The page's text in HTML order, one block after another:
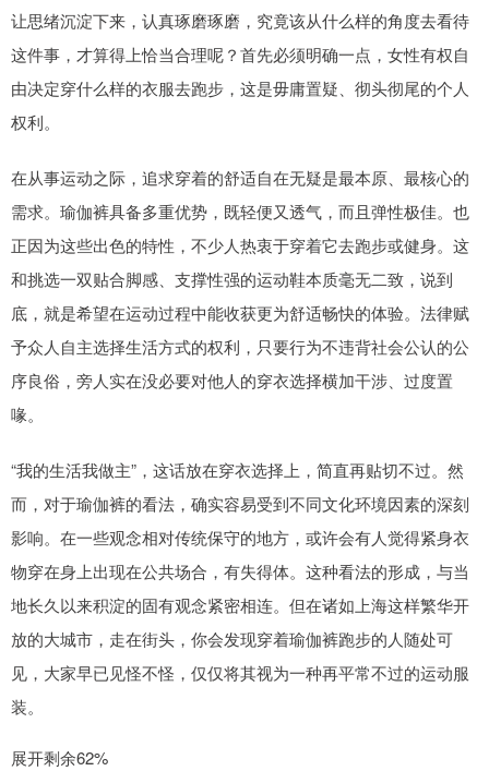
让思绪沉淀下来，认真琢磨琢磨，究竟该从什么样的角度去看待
这件事，才算得上恰当合理呢？首先必须明确一点，女性有权自
由决定穿什么样的衣服去跑步，这是毋庸置疑、彻头彻尾的个人
权利。
在从事运动之际，追求穿着的舒适自在无疑是最本原、最核心的
需求。瑜伽裤具备多重优势，既轻便又透气，而且弹性极佳。也
正因为这些出色的特性，不少人热衷于穿着它去跑步或健身。这
和挑选一双贴合脚感、支撑性强的运动鞋本质毫无二致，说到
底，就是希望在运动过程中能收获更为舒适畅快的体验。法律赋
予众人自主选择生活方式的权利，只要行为不违背社会公认的公
序良俗，旁人实在没必要对他人的穿衣选择横加干涉、过度置
喙。
“我的生活我做主”，这话放在穿衣选择上，简直再贴切不过。然
而，对于瑜伽裤的看法，确实容易受到不同文化环境因素的深刻
影响。在一些观念相对传统保守的地方，或许会有人觉得紧身衣
物穿在身上出现在公共场合，有失得体。这种看法的形成，与当
地长久以来积淀的固有观念紧密相连。但在诸如上海这样繁华开
放的大城市，走在街头，你会发现穿着瑜伽裤跑步的人随处可
见，大家早已见怪不怪，仅仅将其视为一种再平常不过的运动服
装。
展开剩余62%